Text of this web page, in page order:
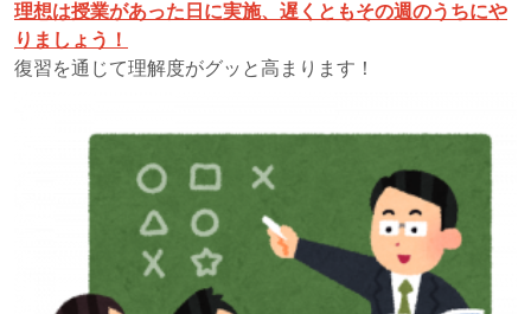
理想は授業があった日に実施、遅くともその週のうちにや
りましょう！
復習を通じて理解度がグッと高まります！